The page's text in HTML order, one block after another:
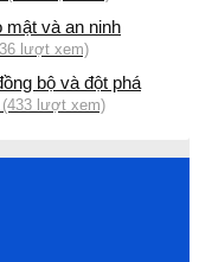
mật và an ninh
lượt xem)
bộ và đột phá
(433 lượt xem)